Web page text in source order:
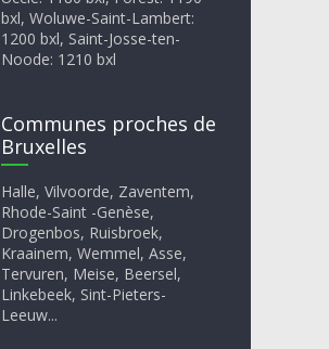
bxl, Woluwe-Saint-Lambert:
1200 bxl, Saint-Josse-ten-
Noode: 1210 bxl
Communes proches de
Bruxelles
Halle, Vilvoorde, Zaventem,
Rhode-Saint -Genèse,
Drogenbos, Ruisbroek,
Kraainem, Wemmel, Asse,
Tervuren, Meise, Beersel,
Linkebeek, Sint-Pieters-
Leeuw...